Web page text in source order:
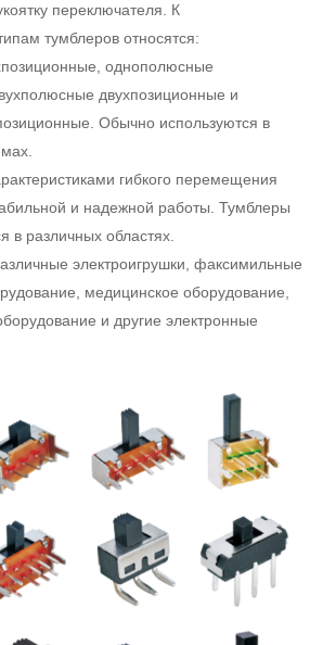
переключателя. К
тумблеров относятся:
однополюсные
двухпозиционные и
Обычно используются в
гибкого перемещения
и надежной работы. Тумблеры
в различных областях.
электроигрушки, факсимильные
медицинское оборудование,
и другие электронные